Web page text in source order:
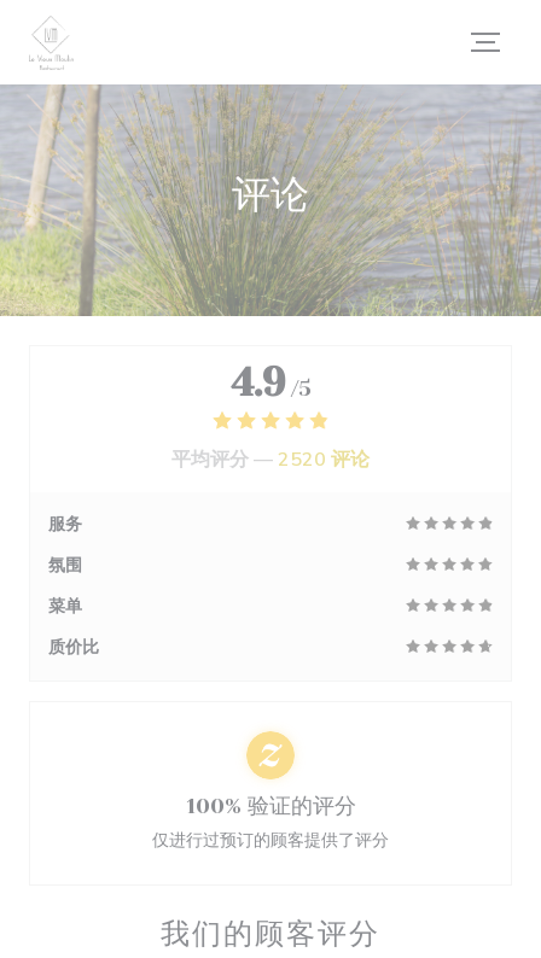
Cookie管理面板
评论
我们的顾客评分
4.9 /5
平均评分 —2520 评论
服务
氛围
菜单
质价比
100% 验证的评分
仅进行过预订的顾客提供了评分